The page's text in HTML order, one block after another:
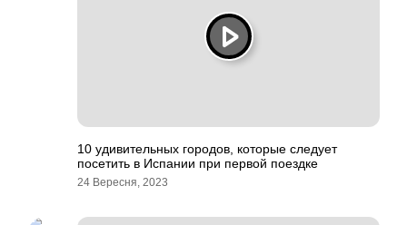
10 удивительных городов, которые следует
посетить в Испании при первой поездке
24 Вересня, 2023